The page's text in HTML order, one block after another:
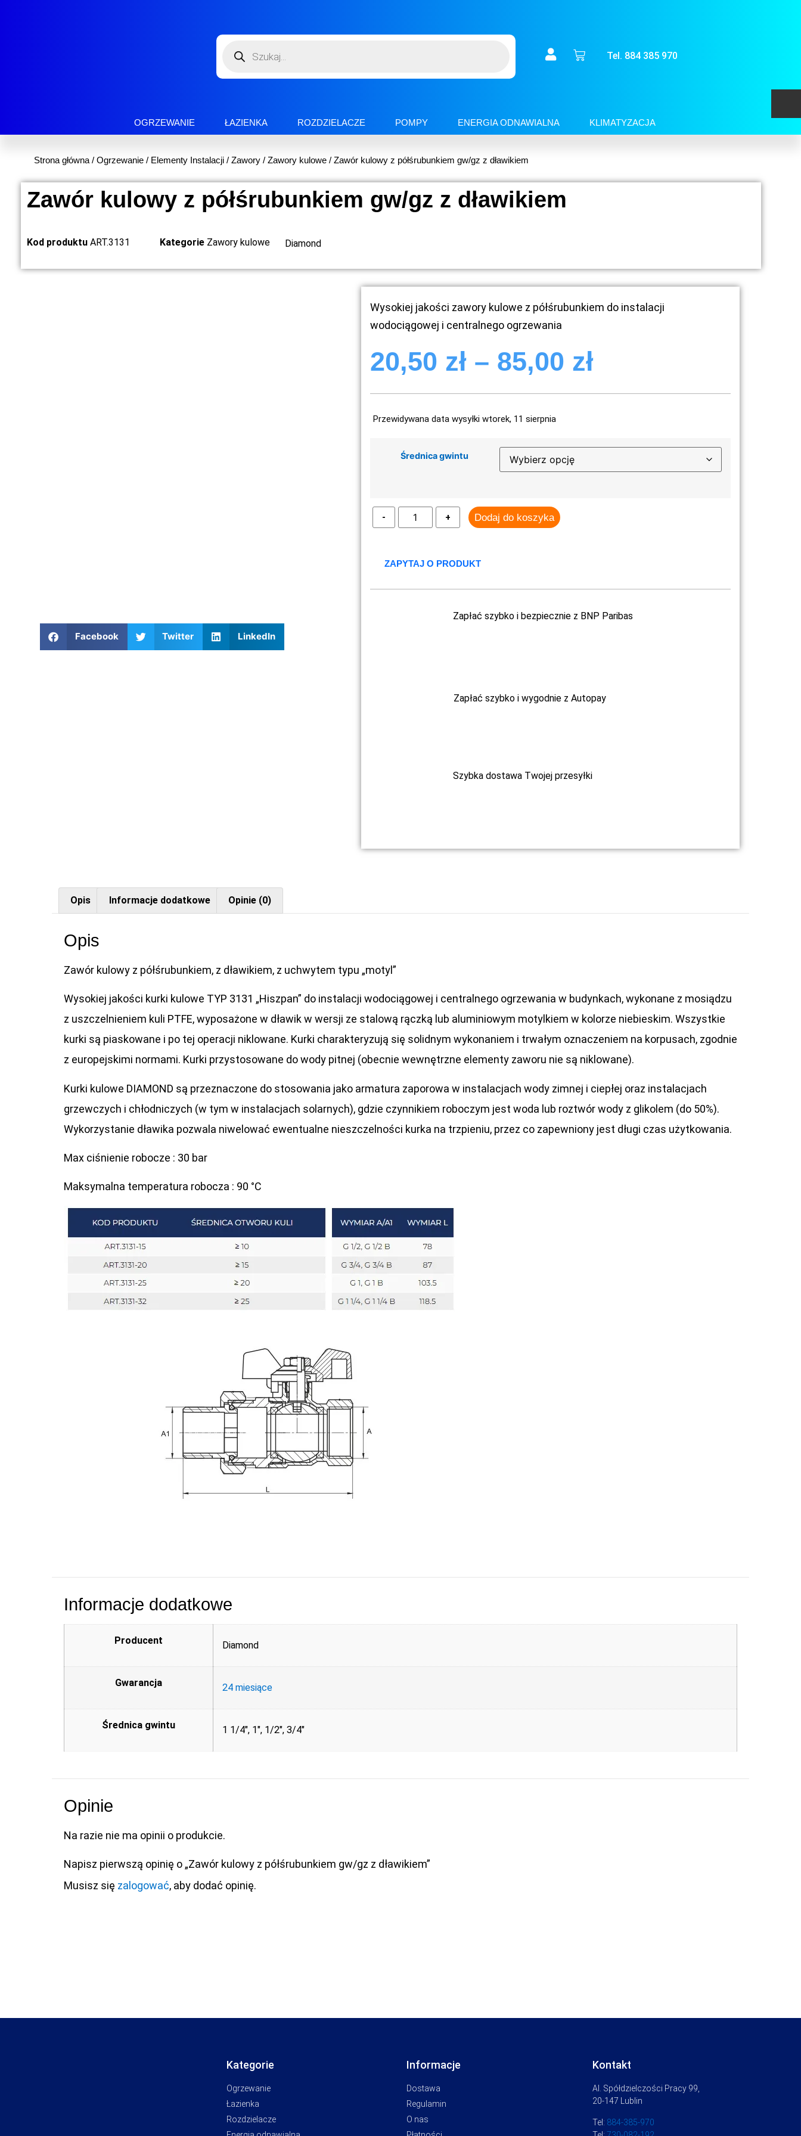
Tel. 884 385 970
OGRZEWANIE ŁAZIENKA ROZDZIELACZE POMPY ENERGIA ODNAWIALNA KLIMATYZACJA
Strona główna / Ogrzewanie / Elementy Instalacji / Zawory / Zawory kulowe / Zawór kulowy z półśrubunkiem gw/gz z dławikiem
Zawór kulowy z półśrubunkiem gw/gz z dławikiem
Kod produktu ART.3131 Kategorie Zawory kulowe Diamond
Facebook Twitter LinkedIn
Wysokiej jakości zawory kulowe z półśrubunkiem do instalacji
wodociągowej i centralnego ogrzewania
20,50 zł – 85,00 zł
Przewidywana data wysyłki wtorek, 11 sierpnia
Średnica gwintu
Dodaj do koszyka
ZAPYTAJ O PRODUKT
Zapłać szybko i bezpiecznie z BNP Paribas
Zapłać szybko i wygodnie z Autopay
Szybka dostawa Twojej przesyłki
Opis Informacje dodatkowe Opinie (0)
Opis
Zawór kulowy z półśrubunkiem, z dławikiem, z uchwytem typu „motyl”
Wysokiej jakości kurki kulowe TYP 3131 „Hiszpan” do instalacji wodociągowej i centralnego ogrzewania w budynkach, wykonane z mosiądzu
z uszczelnieniem kuli PTFE, wyposażone w dławik w wersji ze stalową rączką lub aluminiowym motylkiem w kolorze niebieskim. Wszystkie
kurki są piaskowane i po tej operacji niklowane. Kurki charakteryzują się solidnym wykonaniem i trwałym oznaczeniem na korpusach, zgodnie
z europejskimi normami. Kurki przystosowane do wody pitnej (obecnie wewnętrzne elementy zaworu nie są niklowane).
Kurki kulowe DIAMOND są przeznaczone do stosowania jako armatura zaporowa w instalacjach wody zimnej i ciepłej oraz instalacjach
grzewczych i chłodniczych (w tym w instalacjach solarnych), gdzie czynnikiem roboczym jest woda lub roztwór wody z glikolem (do 50%).
Wykorzystanie dławika pozwala niwelować ewentualne nieszczelności kurka na trzpieniu, przez co zapewniony jest długi czas użytkowania.
Max ciśnienie robocze : 30 bar
Maksymalna temperatura robocza : 90 °C
Informacje dodatkowe
Producent Diamond
Gwarancja 24 miesiące
Średnica gwintu 1 1/4", 1", 1/2", 3/4"
Opinie
Na razie nie ma opinii o produkcie.
Napisz pierwszą opinię o „Zawór kulowy z półśrubunkiem gw/gz z dławikiem”
Musisz się zalogować, aby dodać opinię.
Kategorie
Ogrzewanie
Łazienka
Rozdzielacze
Informacje
Dostawa
Regulamin
O nas
Kontakt
Al. Spółdzielczości Pracy 99,
20-147 Lublin
Tel: 884-385-970